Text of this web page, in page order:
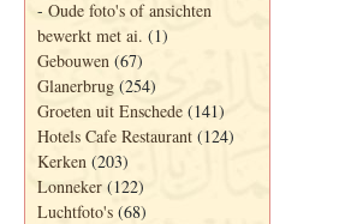
- Oude foto's of ansichten
bewerkt met ai. (1)
Gebouwen (67)
Glanerbrug (254)
Groeten uit Enschede (141)
Hotels Cafe Restaurant (124)
Kerken (203)
Lonneker (122)
Luchtfoto's (68)